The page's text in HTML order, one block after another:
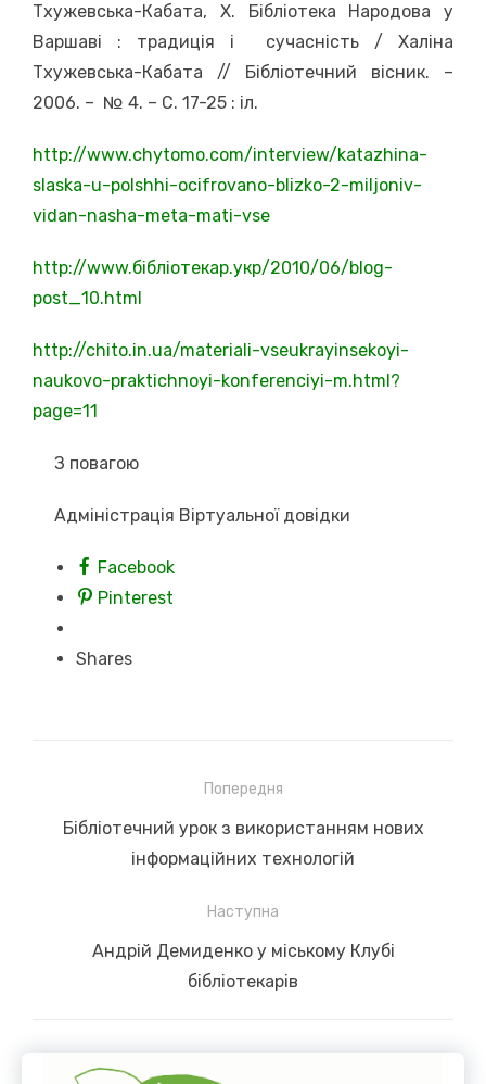
Тхужевська-Кабата, Х. Бібліотека Народова у
Варшаві : традиція і сучасність / Халіна
Тхужевська-Кабата // Бібліотечний вісник. –
2006. – № 4. – С. 17-25 : іл.
http://www.chytomo.com/interview/katazhina-
slaska-u-polshhi-ocifrovano-blizko-2-miljoniv-
vidan-nasha-meta-mati-vse
http://www.бібліотекар.укр/2010/06/blog-
post_10.html
http://chito.in.ua/materiali-vseukrayinsekoyi-
naukovo-praktichnoyi-konferenciyi-m.html?
page=11
З повагою
Адміністрація Віртуальної довідки
Facebook
Pinterest
Shares
записів
Попередня
Previous
Бібліотечний урок з використанням нових
інформаційних технологій
Наступна
Андрій Демиденко у міському Клубі
бібліотекарів